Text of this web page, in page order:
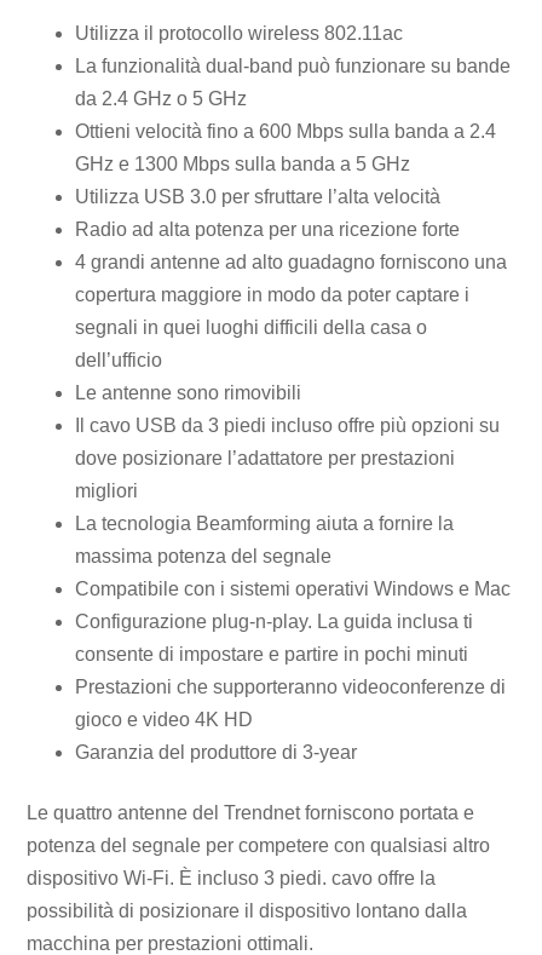
Utilizza il protocollo wireless 802.11ac
La funzionalità dual-band può funzionare su bande
da 2.4 GHz o 5 GHz
Ottieni velocità fino a 600 Mbps sulla banda a 2.4
GHz e 1300 Mbps sulla banda a 5 GHz
Utilizza USB 3.0 per sfruttare l’alta velocità
Radio ad alta potenza per una ricezione forte
4 grandi antenne ad alto guadagno forniscono una
copertura maggiore in modo da poter captare i
segnali in quei luoghi difficili della casa o
dell’ufficio
Le antenne sono rimovibili
Il cavo USB da 3 piedi incluso offre più opzioni su
dove posizionare l’adattatore per prestazioni
migliori
La tecnologia Beamforming aiuta a fornire la
massima potenza del segnale
Compatibile con i sistemi operativi Windows e Mac
Configurazione plug-n-play. La guida inclusa ti
consente di impostare e partire in pochi minuti
Prestazioni che supporteranno videoconferenze di
gioco e video 4K HD
Garanzia del produttore di 3-year
Le quattro antenne del Trendnet forniscono portata e
potenza del segnale per competere con qualsiasi altro
dispositivo Wi-Fi. È incluso 3 piedi. cavo offre la
possibilità di posizionare il dispositivo lontano dalla
macchina per prestazioni ottimali.